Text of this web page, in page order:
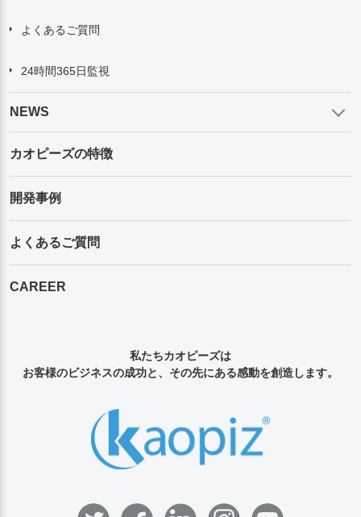
よくあるご質問
24時間365日監視
NEWS
カオピーズの特徴
開発事例
よくあるご質問
CAREER
私たちカオピーズは
お客様のビジネスの成功と、その先にある感動を創造します。